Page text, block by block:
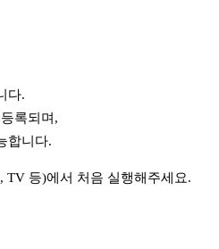
다.
록되며,
합니다.
TV 등)에서 처음 실행해주세요.